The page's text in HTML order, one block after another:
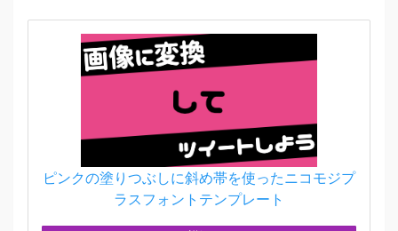
ピンクの塗りつぶしに斜め帯を使ったニコモジプ
ラスフォントテンプレート